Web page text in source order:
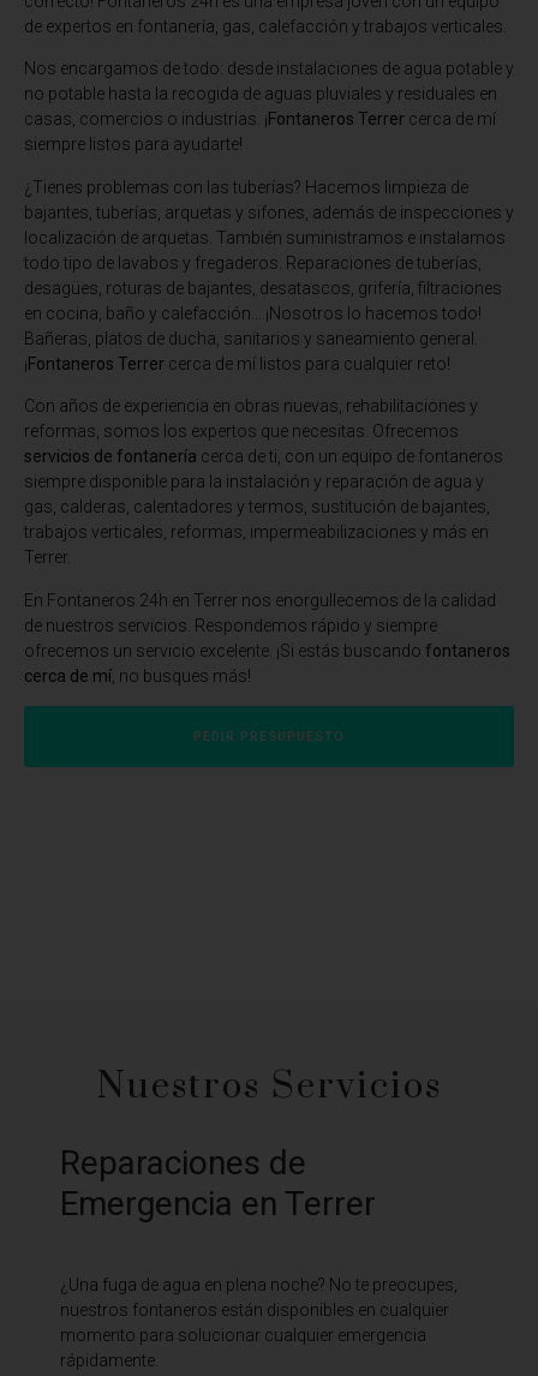
de expertos en fontanería, gas, calefacción y trabajos verticales.
Nos encargamos de todo: desde instalaciones de agua potable y
no potable hasta la recogida de aguas pluviales y residuales en
casas, comercios o industrias. ¡Fontaneros Terrer cerca de mí
siempre listos para ayudarte!
¿Tienes problemas con las tuberías? Hacemos limpieza de
bajantes, tuberías, arquetas y sifones, además de inspecciones y
localización de arquetas. También suministramos e instalamos
todo tipo de lavabos y fregaderos. Reparaciones de tuberías,
desagües, roturas de bajantes, desatascos, grifería, filtraciones
en cocina, baño y calefacción… ¡Nosotros lo hacemos todo!
Bañeras, platos de ducha, sanitarios y saneamiento general.
¡Fontaneros Terrer cerca de mí listos para cualquier reto!
Con años de experiencia en obras nuevas, rehabilitaciones y
reformas, somos los expertos que necesitas. Ofrecemos
servicios de fontanería cerca de ti, con un equipo de fontaneros
siempre disponible para la instalación y reparación de agua y
gas, calderas, calentadores y termos, sustitución de bajantes,
trabajos verticales, reformas, impermeabilizaciones y más en
Terrer.
En Fontaneros 24h en Terrer nos enorgullecemos de la calidad
de nuestros servicios. Respondemos rápido y siempre
ofrecemos un servicio excelente. ¡Si estás buscando fontaneros
cerca de mí , no busques más!
PEDIR PRESUPUESTO
Nuestros Servicios
Reparaciones de
Emergencia en Terrer
¿Una fuga de agua en plena noche? No te preocupes,
nuestros fontaneros están disponibles en cualquier
momento para solucionar cualquier emergencia
rápidamente.